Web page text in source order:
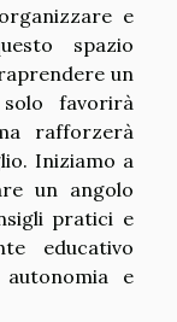
e
spazio
un
favorirà
rafforzerà
Iniziamo a
un angolo
pratici e
educativo
e